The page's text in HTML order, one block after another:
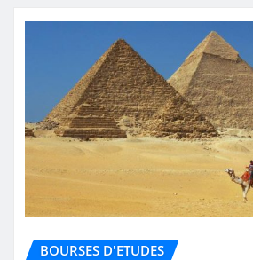
BOURSES D'ETUDES